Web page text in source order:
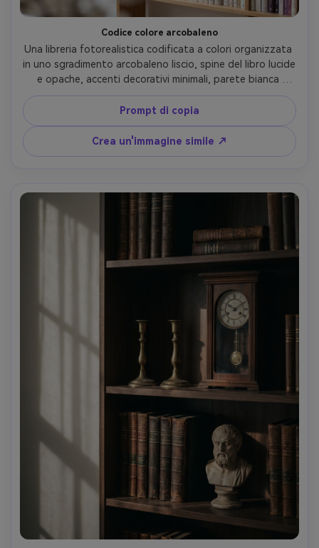
Codice colore arcobaleno
Una libreria fotorealistica codificata a colori organizzata
in uno sgradimento arcobaleno liscio, spine del libro lucide
e opache, accenti decorativi minimali, parete bianca
pulita, luce diurna indiretta luminosa, stile di fascia alta
come un post virale di Bookstagram, scattato su Sony
A7IV 50mm f/2.0, cornice centrata, messa a fuoco nitida,
bokeh sottile, texture realistiche e highlights naturali-AR
4:5
Prompt di copia
Crea un'immagine simile ↗